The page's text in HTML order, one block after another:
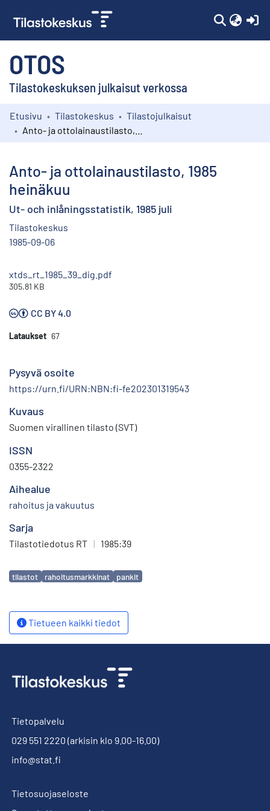
OTOS
Tilastokeskuksen julkaisut verkossa
Kokoelmat
Etusivu Tilastokeskus
Tilastojulkaisut
Anto- ja ottolainaustilasto, 1985
heinäkuu
Ut- och inlåningsstatistik, 1985 juli
Tilastokeskus
1985-09-06
xtds_rt_1985_39_dig.pdf
305.81 KB
CC BY 4.0
Lataukset 67
Pysyvä osoite
https://urn.fi/URN:NBN:fi-fe202301319543
Kuvaus
Suomen virallinen tilasto (SVT)
ISSN
0355-2322
Aihealue
rahoitus ja vakuutus
Sarja
Tilastotiedotus RT | 1985:39
Avainsanat
tilastot rahoitusmarkkinat pankit
Tietueen kaikki tiedot
Tietopalvelu
029 551 2220 (arkisin klo 9.00-16.00)
info@stat.fi
Tietosuojaseloste